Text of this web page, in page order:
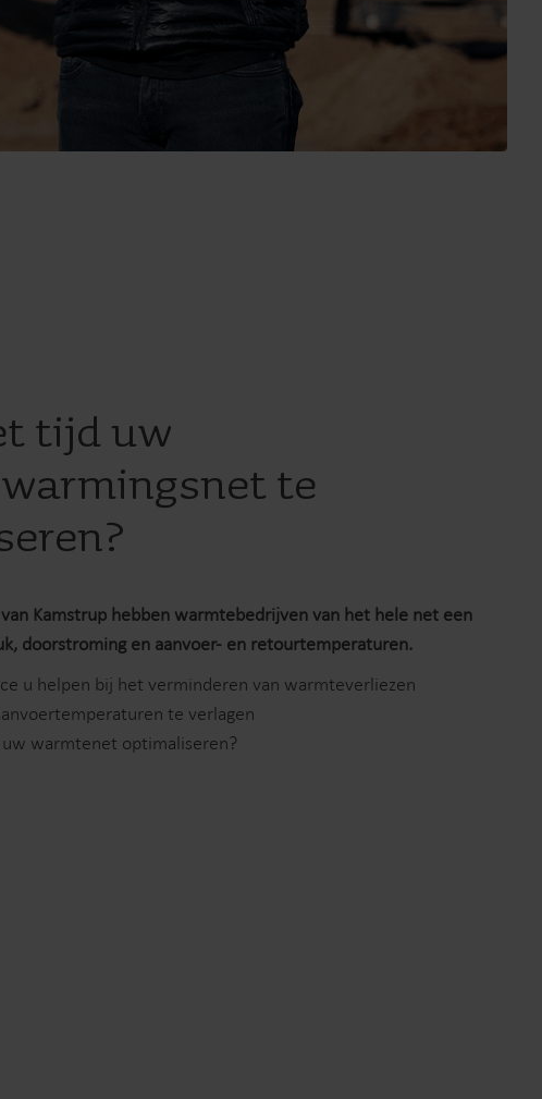
tijd uw
te
Kamstrup hebben warmtebedrijven van het hele net een
doorstroming en aanvoer- en retourtemperaturen.
u helpen bij het verminderen van warmteverliezen
te verlagen
warmtenet optimaliseren?